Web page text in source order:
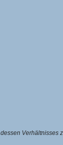
Verhältnisses